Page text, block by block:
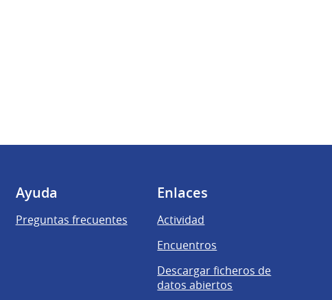
Ayuda
Preguntas frecuentes
Enlaces
Actividad
Encuentros
Descargar ficheros de
datos abiertos